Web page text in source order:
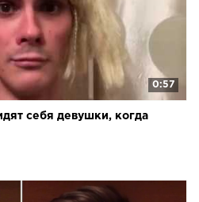
0:57
себя девушки, когда